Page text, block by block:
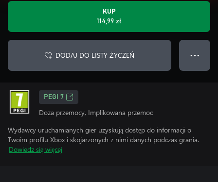
KUP
114,99 zł
DODAJ DO LISTY ŻYCZEŃ ● ● ●
PEGI 7
Doza przemocy, Implikowana przemoc
Wydawcy uruchamianych gier uzyskują dostęp do informacji o
Twoim profilu Xbox i skojarzonych z nimi danych podczas grania.
Dowiedz się więcej